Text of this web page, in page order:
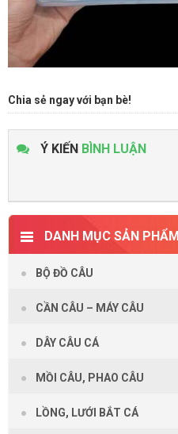
Chia sẻ ngay với bạn bè!
Ý KIẾN BÌNH LUẬN
DANH MỤC SẢN PHẨM
BỘ ĐỒ CÂU
CẦN CÂU – MÁY CÂU
DÂY CÂU CÁ
MỒI CÂU, PHAO CÂU
LỒNG, LƯỚI BẮT CÁ